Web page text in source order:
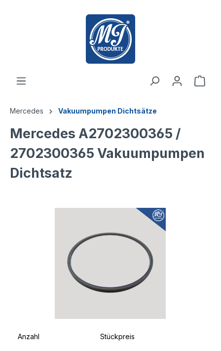
Mercedes Vakuumpumpen Dichtsätze
Mercedes A2702300365 /
2702300365 Vakuumpumpen
Dichtsatz
Anzahl Stückpreis